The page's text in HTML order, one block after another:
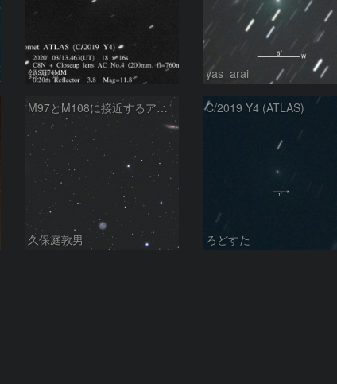
銀河☆ yas_arai
M97とM108に接近するアトラス彗星
久保庭敦男
C/2019 Y4 (ATLAS)
ろどすた